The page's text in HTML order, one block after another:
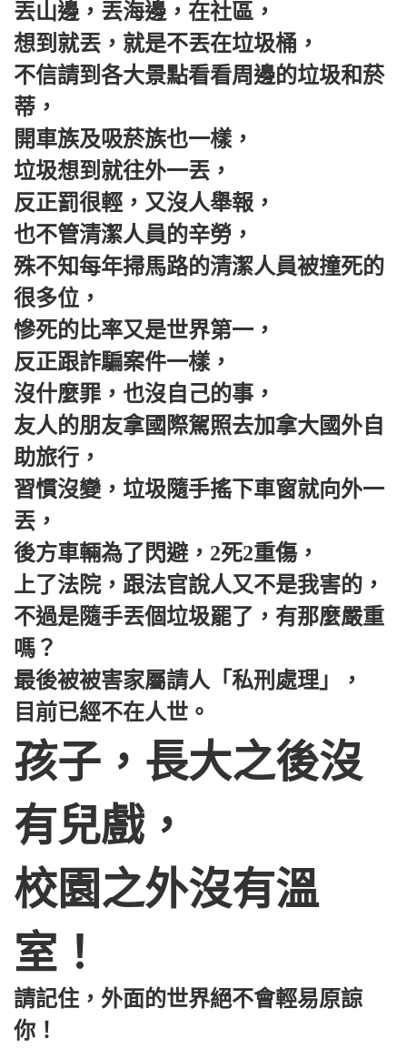
丟山邊，丟海邊，在社區，
想到就丟，就是不丟在垃圾桶，
不信請到各大景點看看周邊的垃圾和菸
蒂，
開車族及吸菸族也一樣，
垃圾想到就往外一丟，
反正罰很輕，又沒人舉報，
也不管清潔人員的辛勞，
殊不知每年掃馬路的清潔人員被撞死的
很多位，
慘死的比率又是世界第一，
反正跟詐騙案件一樣，
沒什麼罪，也沒自己的事，
友人的朋友拿國際駕照去加拿大國外自
助旅行，
習慣沒變，垃圾隨手搖下車窗就向外一
丟，
後方車輛為了閃避，2死2重傷，
上了法院，跟法官說人又不是我害的，
不過是隨手丟個垃圾罷了，有那麼嚴重
嗎？
最後被被害家屬請人「私刑處理」，
目前已經不在人世。
孩子，長大之後沒
有兒戲，
校園之外沒有溫
室！
請記住，外面的世界絕不會輕易原諒
你！